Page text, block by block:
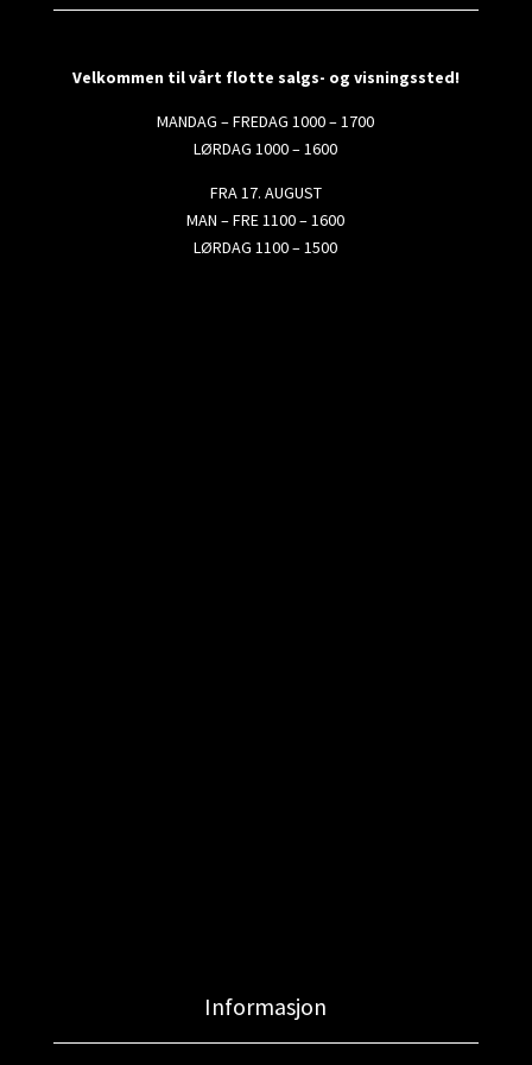
Velkommen til vårt flotte salgs- og visningssted!
MANDAG – FREDAG 1000 – 1700
LØRDAG 1000 – 1600
FRA 17. AUGUST
MAN – FRE 1100 – 1600
LØRDAG 1100 – 1500
Informasjon